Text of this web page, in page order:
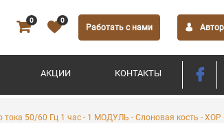
0 0
Работать с нами
АКЦИИ КОНТАКТЫ
50/60 Гц 1 час - 1 МОДУЛЬ - Слоновая кость - ХОР